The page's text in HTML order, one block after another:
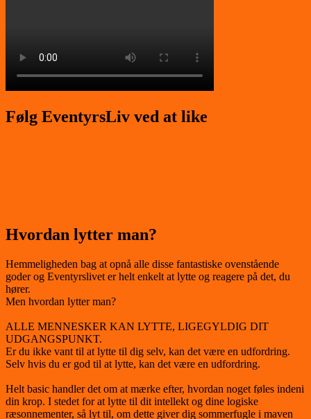
Følg EventyrsLiv ved at like
Hvordan lytter man?
Hemmeligheden bag at opnå alle disse fantastiske ovenstående
goder og Eventyrslivet er helt enkelt at lytte og reagere på det, du
hører.
Men hvordan lytter man?
ALLE MENNESKER KAN LYTTE, LIGEGYLDIG DIT
UDGANGSPUNKT.
Er du ikke vant til at lytte til dig selv, kan det være en udfordring.
Selv hvis du er god til at lytte, kan det være en udfordring.
Helt basic handler det om at mærke efter, hvordan noget føles indeni
din krop. I stedet for at lytte til dit intellekt og dine logiske
ræsonnementer, så lyt til, om dette giver dig sommerfugle i maven